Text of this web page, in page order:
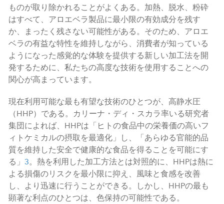
ものが取り除かれることがよくある。加熱、脱水、粉砕
はすべて、アロエベラ製品に最小限の有効成分を残す
か、まったく残さない可能性がある。そのため、アロエ
ベラの有益な特性を維持しながら、消費者が知っている
ようになった感覚的な体験を提供する新しい加工法を開
発するために、私たちの高度な技術を使用することへの
関心が高まっています。
現在利用可能な最も有望な技術のひとつが、高静水圧
（HHP）である。カリーナ・ディ・スカラ率いる研究者
集団によれば、HHPは「ヒトの食品中の栄養価の高いフ
ィトケミカルの摂取を最適化」し、「あらゆる官能的品
質を維持した安全で健康的な食品を得ることを可能にす
る」 3。熱を利用した加工方法とは対照的に、HHPは熱に
よる損傷のリスクを最小限に抑え、風味と食感を改善
し、より迅速に行うことができる。しかし、HHPの最も
顕著な利点のひとつは、色保持の可能性である。